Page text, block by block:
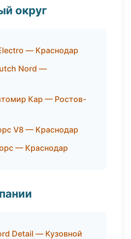
округ
— Краснодар
Nord —
Кар — Ростов-
V8 — Краснодар
— Краснодар
Detail — Кузовной